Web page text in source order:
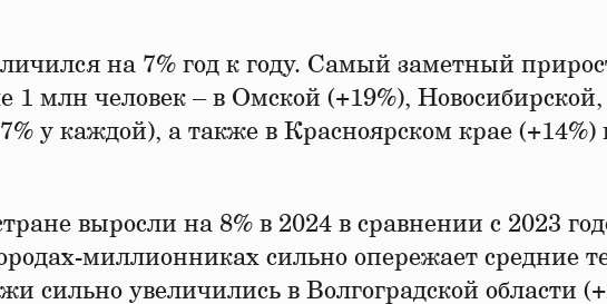
на 7% год к году. Самый заметный
1 млн человек – в Омской (+19%), Новосибирской,
у каждой), а также в Красноярском крае (+14%)
выросли на 8% в 2024 в сравнении с 2023
миллионниках сильно опережает средние
сильно увеличились в Волгоградской области